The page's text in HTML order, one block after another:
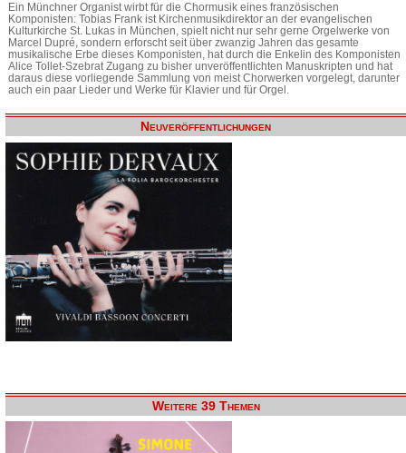
Ein Münchner Organist wirbt für die Chormusik eines französischen
Komponisten: Tobias Frank ist Kirchenmusikdirektor an der evangelischen
Kulturkirche St. Lukas in München, spielt nicht nur sehr gerne Orgelwerke von
Marcel Dupré, sondern erforscht seit über zwanzig Jahren das gesamte
musikalische Erbe dieses Komponisten, hat durch die Enkelin des Komponisten
Alice Tollet-Szebrat Zugang zu bisher unveröffentlichten Manuskripten und hat
daraus diese vorliegende Sammlung von meist Chorwerken vorgelegt, darunter
auch ein paar Lieder und Werke für Klavier und für Orgel.
Neuveröffentlichungen
Weitere 39 Themen